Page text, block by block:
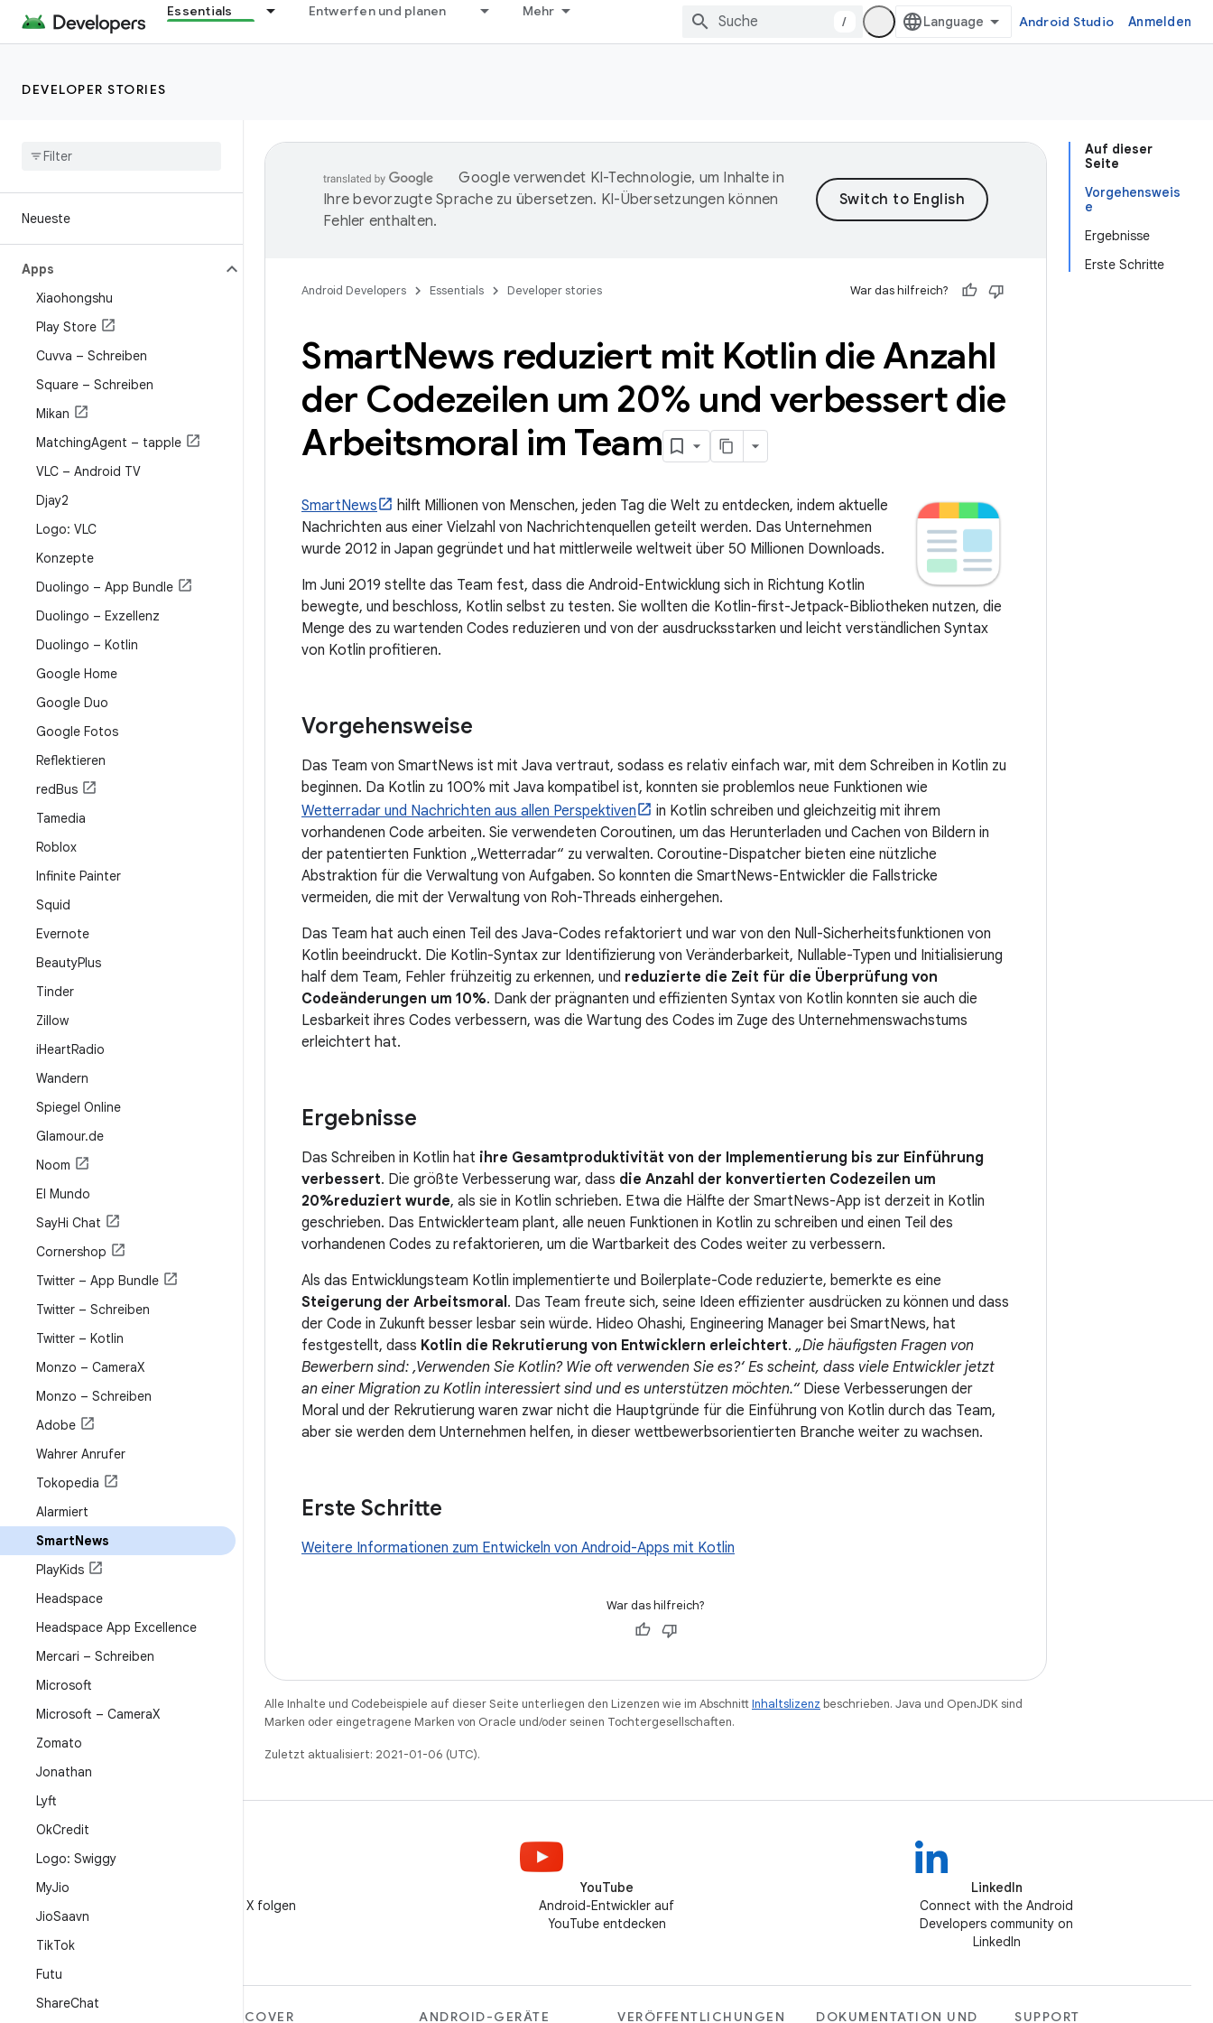
Essentials Entwerfen und planen Mehr
/ Android Studio Anmelden
DEVELOPER STORIES
Neueste
Apps
Xiaohongshu
Play Store
Cuvva – Schreiben
Square – Schreiben
Mikan
MatchingAgent – tapple
VLC – Android TV
Djay2
Logo: VLC
Konzepte
Duolingo – App Bundle
Duolingo – Exzellenz
Duolingo – Kotlin
Google Home
Google Duo
Google Fotos
Reflektieren
redBus
Tamedia
Roblox
Infinite Painter
Squid
Evernote
BeautyPlus
Tinder
Zillow
iHeartRadio
Wandern
Spiegel Online
Glamour.de
Noom
El Mundo
SayHi Chat
Cornershop
Twitter – App Bundle
Twitter – Schreiben
Twitter – Kotlin
Monzo – CameraX
Monzo – Schreiben
Adobe
Wahrer Anrufer
Tokopedia
Alarmiert
SmartNews
PlayKids
Headspace
Headspace App Excellence
Mercari – Schreiben
Microsoft
Microsoft – CameraX
Zomato
Jonathan
Lyft
OkCredit
Logo: Swiggy
MyJio
JioSaavn
TikTok
Futu
ShareChat
Auf dieser
Seite
Vorgehensweis
e
Ergebnisse
Erste Schritte
Google verwendet KI-Technologie, um Inhalte in
Ihre bevorzugte Sprache zu übersetzen. KI-Übersetzungen können
Fehler enthalten.
Android Developers Essentials Developer stories War das hilfreich?
SmartNews reduziert mit Kotlin die Anzahl
der Codezeilen um 20% und verbessert die
Arbeitsmoral im Team
SmartNews
hilft Millionen von Menschen, jeden Tag die Welt zu entdecken, indem aktuelle
Nachrichten aus einer Vielzahl von Nachrichtenquellen geteilt werden. Das Unternehmen
wurde 2012 in Japan gegründet und hat mittlerweile weltweit über 50 Millionen Downloads.
Im Juni 2019 stellte das Team fest, dass die Android-Entwicklung sich in Richtung Kotlin
bewegte, und beschloss, Kotlin selbst zu testen. Sie wollten die Kotlin-first-Jetpack-Bibliotheken nutzen, die
Menge des zu wartenden Codes reduzieren und von der ausdrucksstarken und leicht verständlichen Syntax
von Kotlin profitieren.
Vorgehensweise
Das Team von SmartNews ist mit Java vertraut, sodass es relativ einfach war, mit dem Schreiben in Kotlin zu
beginnen. Da Kotlin zu 100% mit Java kompatibel ist, konnten sie problemlos neue Funktionen wie
Wetterradar und Nachrichten aus allen Perspektiven
in Kotlin schreiben und gleichzeitig mit ihrem
vorhandenen Code arbeiten. Sie verwendeten Coroutinen, um das Herunterladen und Cachen von Bildern in
der patentierten Funktion „Wetterradar“ zu verwalten. Coroutine-Dispatcher bieten eine nützliche
Abstraktion für die Verwaltung von Aufgaben. So konnten die SmartNews-Entwickler die Fallstricke
vermeiden, die mit der Verwaltung von Roh-Threads einhergehen.
Das Team hat auch einen Teil des Java-Codes refaktoriert und war von den Null-Sicherheitsfunktionen von
Kotlin beeindruckt. Die Kotlin-Syntax zur Identifizierung von Veränderbarkeit, Nullable-Typen und Initialisierung
half dem Team, Fehler frühzeitig zu erkennen, und reduzierte die Zeit für die Überprüfung von
Codeänderungen um 10%. Dank der prägnanten und effizienten Syntax von Kotlin konnten sie auch die
Lesbarkeit ihres Codes verbessern, was die Wartung des Codes im Zuge des Unternehmenswachstums
erleichtert hat.
Ergebnisse
Das Schreiben in Kotlin hat ihre Gesamtproduktivität von der Implementierung bis zur Einführung
verbessert. Die größte Verbesserung war, dass die Anzahl der konvertierten Codezeilen um
20%reduziert wurde, als sie in Kotlin schrieben. Etwa die Hälfte der SmartNews-App ist derzeit in Kotlin
geschrieben. Das Entwicklerteam plant, alle neuen Funktionen in Kotlin zu schreiben und einen Teil des
vorhandenen Codes zu refaktorieren, um die Wartbarkeit des Codes weiter zu verbessern.
Als das Entwicklungsteam Kotlin implementierte und Boilerplate-Code reduzierte, bemerkte es eine
Steigerung der Arbeitsmoral. Das Team freute sich, seine Ideen effizienter ausdrücken zu können und dass
der Code in Zukunft besser lesbar sein würde. Hideo Ohashi, Engineering Manager bei SmartNews, hat
festgestellt, dass Kotlin die Rekrutierung von Entwicklern erleichtert. „Die häufigsten Fragen von
Bewerbern sind: ‚Verwenden Sie Kotlin? Wie oft verwenden Sie es?‘ Es scheint, dass viele Entwickler jetzt
an einer Migration zu Kotlin interessiert sind und es unterstützen möchten.“Diese Verbesserungen der
Moral und der Rekrutierung waren zwar nicht die Hauptgründe für die Einführung von Kotlin durch das Team,
aber sie werden dem Unternehmen helfen, in dieser wettbewerbsorientierten Branche weiter zu wachsen.
Erste Schritte
Weitere Informationen zum Entwickeln von Android-Apps mit Kotlin
War das hilfreich?
Alle Inhalte und Codebeispiele auf dieser Seite unterliegen den Lizenzen wie im AbschnittInhaltslizenz beschrieben. Java und OpenJDK sind
Marken oder eingetragene Marken von Oracle und/oder seinen Tochtergesellschaften.
Zuletzt aktualisiert: 2021-01-06 (UTC).
@AndroidDev auf X folgen
YouTube
Android-Entwickler auf
YouTube entdecken
LinkedIn
Connect with the Android
Developers community on
LinkedIn
DISCOVER ANDROID-GERÄTE VERÖFFENTLICHUNGEN DOKUMENTATION UND SUPPORT